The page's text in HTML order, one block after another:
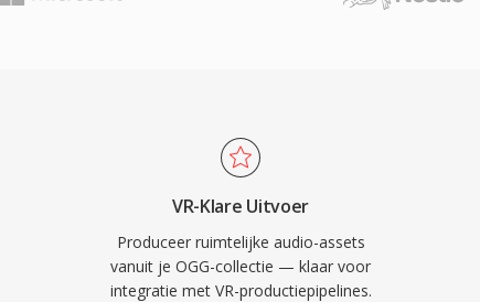
VR-Klare Uitvoer
Produceer ruimtelijke audio-assets
vanuit je OGG-collectie — klaar voor
integratie met VR-productiepipelines.